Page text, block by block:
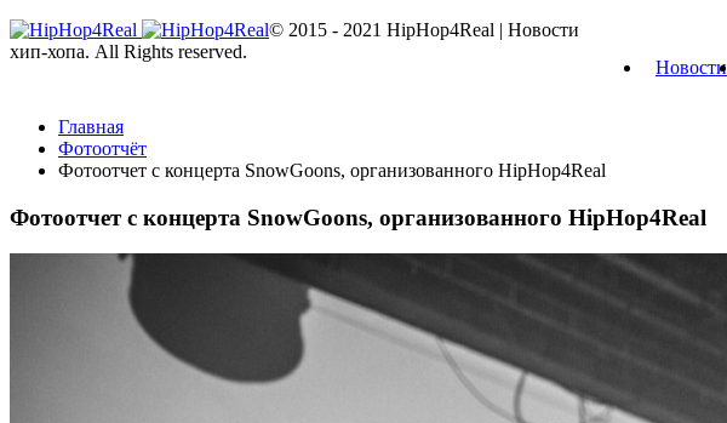
Новости
Главная
Фотоотчёт
Фотоотчет с концерта SnowGoons, организованного HipHop4Real
Фотоотчет с концерта SnowGoons, организованного HipHop4Real
© 2015 - 2021 HipHop4Real | Новости
хип-хопа. All Rights reserved.